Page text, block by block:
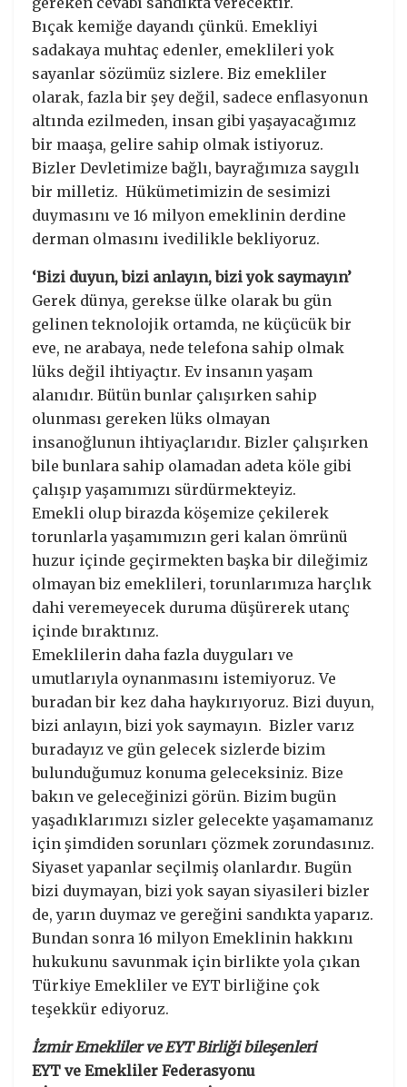
Bıçak kemiğe dayandı çünkü. Emekliyi
sadakaya muhtaç edenler, emeklileri yok
sayanlar sözümüz sizlere. Biz emekliler
olarak, fazla bir şey değil, sadece enflasyonun
altında ezilmeden, insan gibi yaşayacağımız
bir maaşa, gelire sahip olmak istiyoruz.
Bizler Devletimize bağlı, bayrağımıza saygılı
bir milletiz. Hükümetimizin de sesimizi
duymasını ve 16 milyon emeklinin derdine
derman olmasını ivedilikle bekliyoruz.
‘Bizi duyun, bizi anlayın, bizi yok saymayın’
Gerek dünya, gerekse ülke olarak bu gün
gelinen teknolojik ortamda, ne küçücük bir
eve, ne arabaya, nede telefona sahip olmak
lüks değil ihtiyaçtır. Ev insanın yaşam
alanıdır. Bütün bunlar çalışırken sahip
olunması gereken lüks olmayan
insanoğlunun ihtiyaçlarıdır. Bizler çalışırken
bile bunlara sahip olamadan adeta köle gibi
çalışıp yaşamımızı sürdürmekteyiz.
Emekli olup birazda köşemize çekilerek
torunlarla yaşamımızın geri kalan ömrünü
huzur içinde geçirmekten başka bir dileğimiz
olmayan biz emeklileri, torunlarımıza harçlık
dahi veremeyecek duruma düşürerek utanç
içinde bıraktınız.
Emeklilerin daha fazla duyguları ve
umutlarıyla oynanmasını istemiyoruz. Ve
buradan bir kez daha haykırıyoruz. Bizi duyun,
bizi anlayın, bizi yok saymayın. Bizler varız
buradayız ve gün gelecek sizlerde bizim
bulunduğumuz konuma geleceksiniz. Bize
bakın ve geleceğinizi görün. Bizim bugün
yaşadıklarımızı sizler gelecekte yaşamamanız
için şimdiden sorunları çözmek zorundasınız.
Siyaset yapanlar seçilmiş olanlardır. Bugün
bizi duymayan, bizi yok sayan siyasileri bizler
de, yarın duymaz ve gereğini sandıkta yaparız.
Bundan sonra 16 milyon Emeklinin hakkını
hukukunu savunmak için birlikte yola çıkan
Türkiye Emekliler ve EYT birliğine çok
teşekkür ediyoruz.
İzmir Emekliler ve EYT Birliği bileşenleri
EYT ve Emekliler Federasyonu